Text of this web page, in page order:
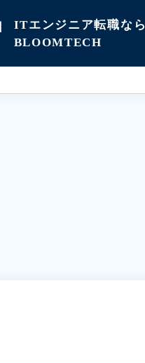
ITエンジニア転職なら
BLOOMTECH